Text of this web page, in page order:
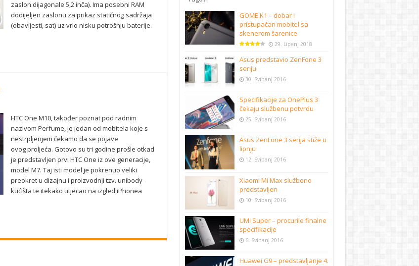
zaslon dijagonale 5,2 inča). Ima posebni RAM
dodijeljen zaslonu za prikaz statičnog sadržaja
(obavijesti, sat) uz vrlo nisku potrošnju baterije.
HTC One M10, također poznat pod radnim
nazivom Perfume, je jedan od mobitela koje s
nestrpljenjem čekamo da se pojave
ovog proljeća. Gotovo su tri godine prošle otkad
je predstavljen prvi HTC One iz ove generacije,
model M7. Taj isti model je pokrenuo veliki
preokret u dizajnu i proizvodnji tzv. unibody
kućišta te itekako utjecao na izgled iPhonea
GOME K1 – dobar i
pristupačan mobitel sa
skenerom šarenice
29. Lipanj 2018
Asus predstavio ZenFone 3
seriju
30. Svibanj 2016
Specifikacije za OnePlus 3
čekaju službenu potvrdu
25. Svibanj 2016
Asus ZenFone 3 serija stiže u
lipnju
12. Svibanj 2016
Xiaomi Mi Max službeno
predstavljen
10. Svibanj 2016
UMi Super – procurile finalne
specifikacije
6. Svibanj 2016
Huawei G9 – predstavljanje 4.